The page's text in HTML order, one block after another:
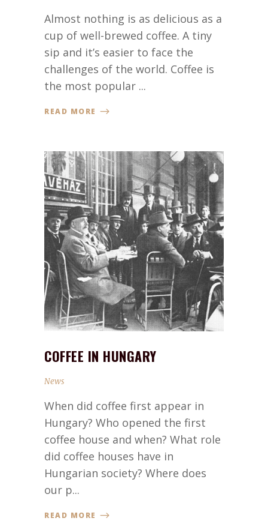
Almost nothing is as delicious as a
cup of well-brewed coffee. A tiny
sip and it’s easier to face the
challenges of the world. Coffee is
the most popular ...
READ MORE
COFFEE IN HUNGARY
News
When did coffee first appear in
Hungary? Who opened the first
coffee house and when? What role
did coffee houses have in
Hungarian society? Where does
our p...
READ MORE